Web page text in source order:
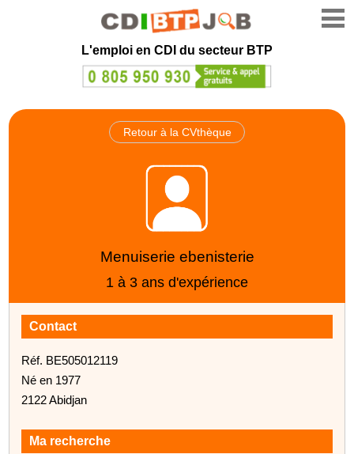
L'emploi en CDI du secteur BTP
Retour à la CVthèque
Menuiserie ebenisterie
1 à 3 ans d'expérience
Contact
Réf. BE505012119
Né en 1977
2122 Abidjan
Ma recherche